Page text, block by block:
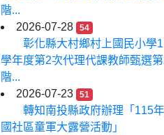
階...
2026-07-28
54
彰化縣大村鄉村上國民小學
學年度第2次代理代課教師甄選
階...
2026-07-23
51
轉知南投縣政府辦理「115
國社區童軍大露營活動」